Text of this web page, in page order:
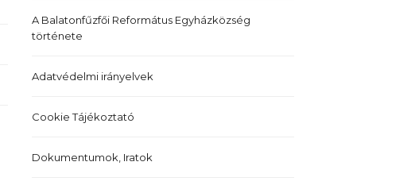
A Balatonfűzfői Református Egyházközség
története
Adatvédelmi irányelvek
Cookie Tájékoztató
Dokumentumok, Iratok